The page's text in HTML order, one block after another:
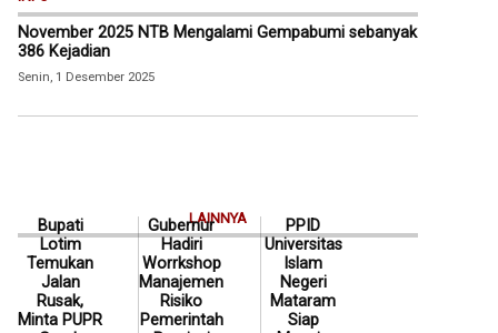
November 2025 NTB Mengalami Gempabumi sebanyak
386 Kejadian
Senin, 1 Desember 2025
LAINNYA
Bupati
Lotim
Temukan
Jalan
Rusak,
Minta PUPR
Gubernur
Hadiri
Worrkshop
Manajemen
Risiko
Pemerintah
PPID
Universitas
Islam
Negeri
Mataram
Siap